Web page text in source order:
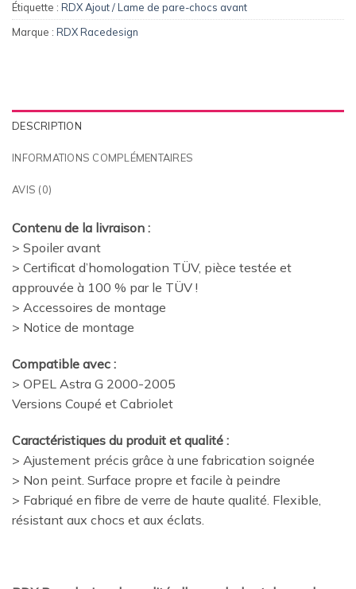
Étiquette : RDX Ajout / Lame de pare-chocs avant
Marque : RDX Racedesign
DESCRIPTION
INFORMATIONS COMPLÉMENTAIRES
AVIS (0)
Contenu de la livraison :
> Spoiler avant
> Certificat d’homologation TÜV, pièce testée et
approuvée à 100 % par le TÜV !
> Accessoires de montage
> Notice de montage
Compatible avec :
> OPEL Astra G 2000-2005
Versions Coupé et Cabriolet
Caractéristiques du produit et qualité :
> Ajustement précis grâce à une fabrication soignée
> Non peint. Surface propre et facile à peindre
> Fabriqué en fibre de verre de haute qualité. Flexible,
résistant aux chocs et aux éclats.